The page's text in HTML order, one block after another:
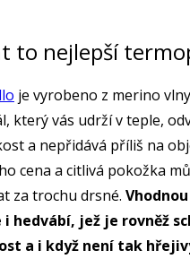
to nejlepší
je vyrobeno z merino
který vás udrží v teple,
a nepřidává příliš na
cena a citlivá pokožka
za trochu drsné. Vhodnou
hedvábí, jež je rovněž
a i když není tak